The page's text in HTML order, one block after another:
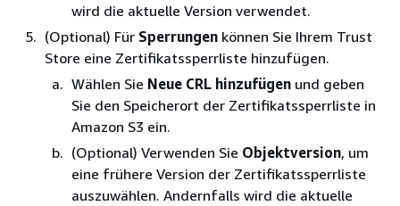
wird die aktuelle Version verwendet.
(Optional) Für Sperrungen können Sie Ihrem Trust
Store eine Zertifikatssperrliste hinzufügen.
Wählen Sie Neue CRL hinzufügen und geben
Sie den Speicherort der Zertifikatssperrliste in
Amazon S3 ein.
(Optional) Verwenden Sie Objektversion, um
eine frühere Version der Zertifikatssperrliste
auszuwählen. Andernfalls wird die aktuelle